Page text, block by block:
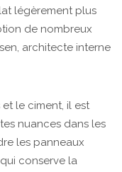
légèrement plus
de nombreux
architecte interne
le ciment, il est
nuances dans les
les panneaux
conserve la